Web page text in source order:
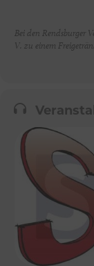
Bei den Rendsburger
V. zu einem